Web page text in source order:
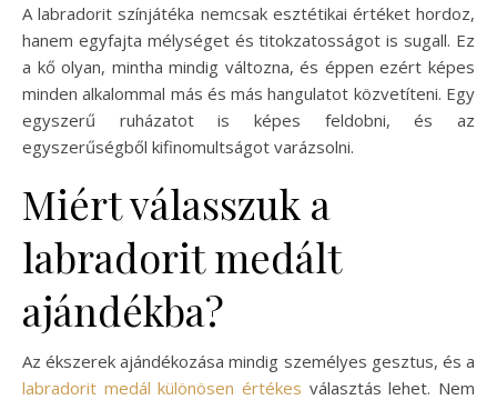
A labradorit színjátéka nemcsak esztétikai értéket hordoz,
hanem egyfajta mélységet és titokzatosságot is sugall. Ez
a kő olyan, mintha mindig változna, és éppen ezért képes
minden alkalommal más és más hangulatot közvetíteni. Egy
egyszerű ruházatot is képes feldobni, és az
egyszerűségből kifinomultságot varázsolni.
Miért válasszuk a
labradorit medált
ajándékba?
Az ékszerek ajándékozása mindig személyes gesztus, és a
labradorit medál különösen értékes választás lehet. Nem